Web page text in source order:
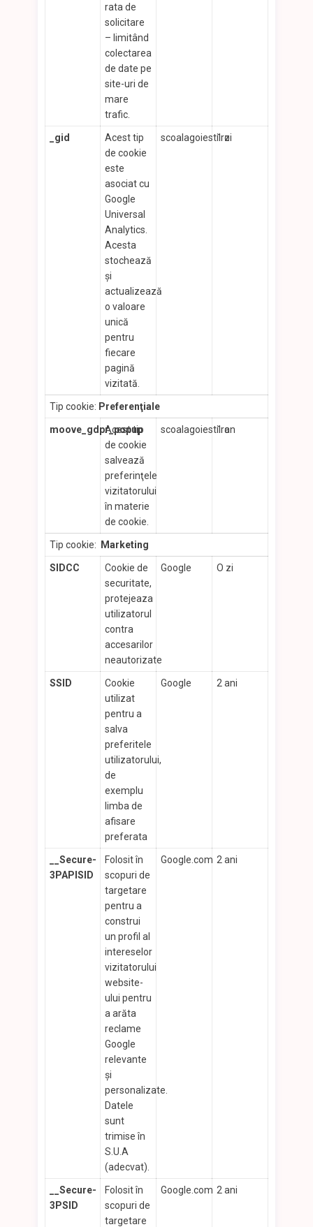
rata de
solicitare
– limitând
colectarea
de date pe
site-uri de
mare
trafic.
_gid
Acest tip
de cookie
este
asociat cu
Google
Universal
Analytics.
Acesta
stochează
și
actualizează
o valoare
unică
pentru
fiecare
pagină
vizitată.
scoalagoiesti.ro
1 zi
Tip cookie: Preferenţiale
moove_gdpr_popup
Acest tip
de cookie
salvează
preferinţele
vizitatorului
în materie
de cookie.
scoalagoiesti.ro
1 an
Tip cookie: Marketing
SIDCC
Cookie de
securitate,
protejeaza
utilizatorul
contra
accesarilor
neautorizate
Google O zi
SSID
Cookie
utilizat
pentru a
salva
preferitele
utilizatorului,
de
exemplu
limba de
afisare
preferata
Google 2 ani
__Secure-
3PAPISID
Folosit în
scopuri de
targetare
pentru a
construi
un profil al
intereselor
vizitatorului
website-
ului pentru
a arăta
reclame
Google
relevante
şi
personalizate.
Datele
sunt
trimise în
S.U.A
(adecvat).
Google.com 2 ani
__Secure-
3PSID
Folosit în
scopuri de
targetare
Google.com 2 ani